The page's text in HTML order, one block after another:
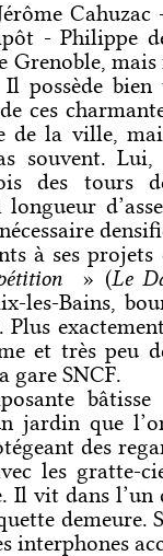
- Philippe
Grenoble, mais
possède bien
ces
de la ville,
souvent.
des tours
à ses projets
» (Le
les-Bains,
et très peu
gare SNCF.
bâtisse
jardin que
des
les gratte-
Il vit dans l’un
demeure.
interphones